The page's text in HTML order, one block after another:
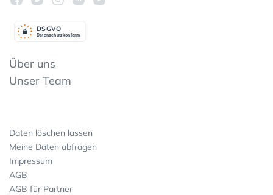
Datenschutzkonform
DSGVO
Über uns
Unser Team
Daten löschen lassen
Meine Daten abfragen
Impressum
AGB
AGB für Partner